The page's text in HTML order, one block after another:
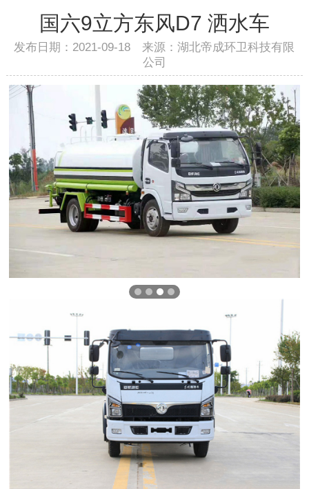
国六9立方东风D7 洒水车
发布日期：2021-09-18 来源：湖北帝成环卫科技有限
公司